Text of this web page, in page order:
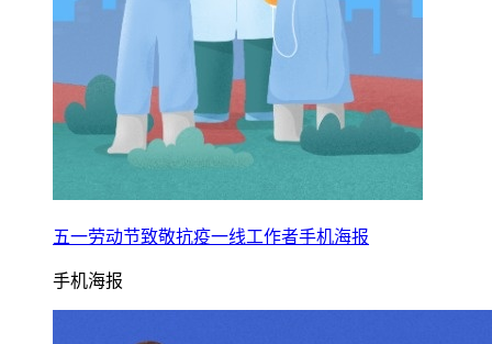
五一劳动节致敬抗疫一线工作者手机海报
手机海报